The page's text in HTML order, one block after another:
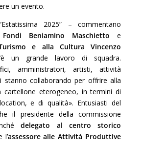
un evento.
2025” – commentano
Beniamino Maschietto
e
e alla Cultura Vincenzo
un grande lavoro di squadra.
amministratori, artisti, attività
stanno collaborando per offrire alla
cartellone eterogeneo, in termini di
e di qualità». Entusiasti del
il presidente della commissione
delegato al centro storico
l’assessore alle Attività Produttive